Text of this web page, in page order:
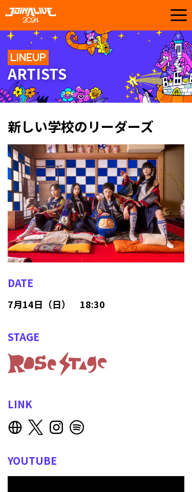
LINEUP
ARTISTS
新しい学校のリーダーズ
DATE
7月14日（日） 18:30
STAGE
LINK
YOUTUBE